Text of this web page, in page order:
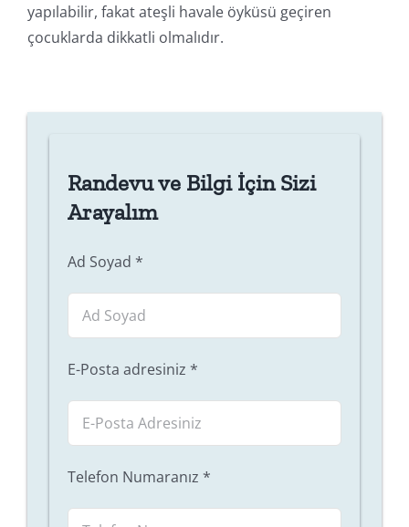
yapılabilir, fakat ateşli havale öyküsü geçiren
çocuklarda dikkatli olmalıdır.
Randevu ve Bilgi İçin Sizi
Arayalım
Ad Soyad *
E-Posta adresiniz *
Telefon Numaranız *